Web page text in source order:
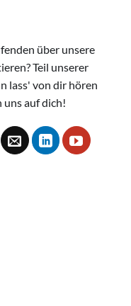
über unsere
Teil unserer
lass' von dir hören
uns auf dich!